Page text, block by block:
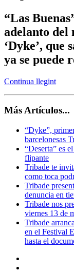
“Las
adelanto del
‘Dyke’, que
ya se puede
Continua llegint
Más Artículos...
“Dyke”,
barcelonesas
“Deserta” es
flipante
Tribade te
como toca
Tribade
denuncia en
Tribade nos
viernes 13 de
Tribade
en el Festival
hasta el